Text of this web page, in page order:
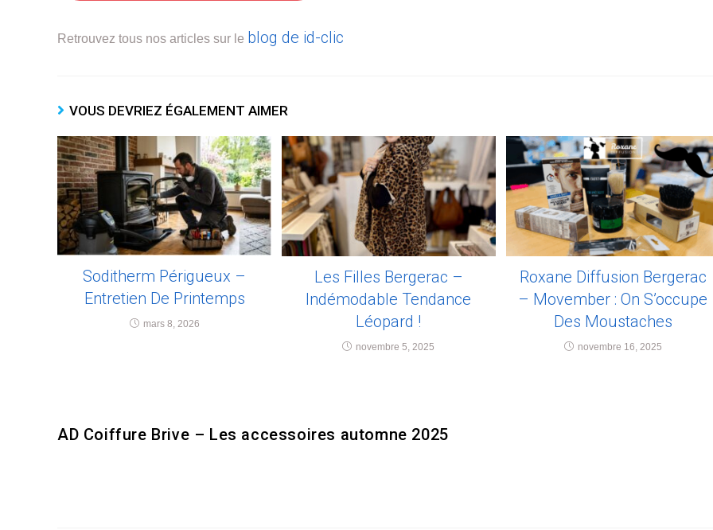
Retrouvez tous nos articles sur le blog de id-clic
VOUS DEVRIEZ ÉGALEMENT AIMER
Soditherm Périgueux –
Entretien De Printemps
mars 8, 2026
Les Filles Bergerac –
Indémodable Tendance
Léopard !
novembre 5, 2025
Roxane Diffusion Bergerac
– Movember : On S’occupe
Des Moustaches
novembre 16, 2025
AD Coiffure Brive – Les accessoires automne 2025